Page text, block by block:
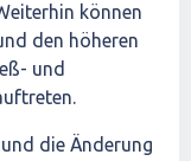
können
den höheren
und
die Änderung